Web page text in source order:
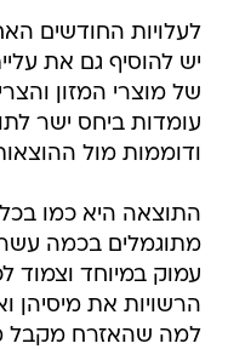
לעלויות החודשים
יש להוסיף גם את
של מוצרי המזון
עומדות ביחס ישר
ודוממות מול
התוצאה היא כמו
מתוגמלים בכמה
עמוק במיוחד וצמוד
הרשויות את מיסיהן
למה שהאזרח מקבל